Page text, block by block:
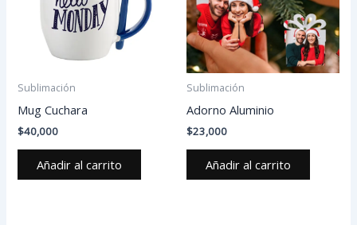
Sublimación
Mug Cuchara
$40,000
Añadir al carrito
Sublimación
Adorno Aluminio
$23,000
Añadir al carrito